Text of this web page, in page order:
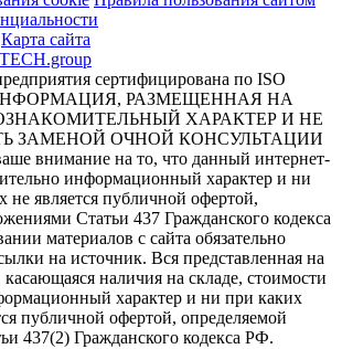
Карта сайта
сертифицирована по ISO
РАЗМЕЩЕННАЯ НА
ХАРАКТЕР И НЕ
ЗАМЕНОЙ ОЧНОЙ КОНСУЛЬТАЦИИ
внимание на то, что данный интернет-
информационный характер и ни
не является публичной офертой,
Статьи 437 Гражданского кодекса
материалов с сайта обязательно
на источник. Вся представленная на
наличия на складе, стоимости
характер и ни при каких
публичной офертой, определяемой
437(2) Гражданского кодекса РФ.